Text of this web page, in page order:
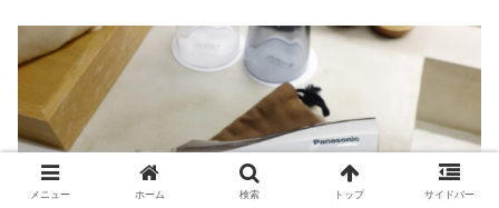
メニュー ホーム 検索 トップ サイドバー